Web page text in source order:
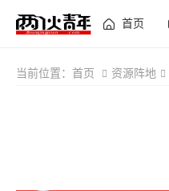
首页
当前位置： 首页 资源阵地